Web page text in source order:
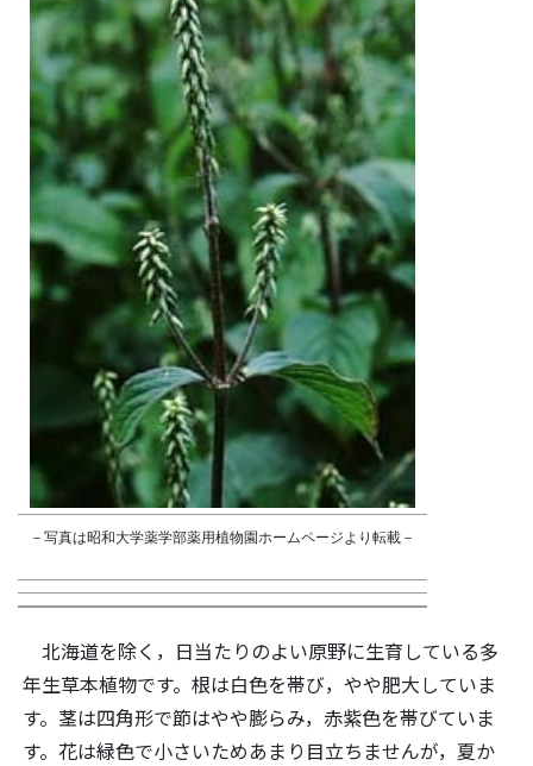
－写真は昭和大学薬学部薬用植物園ホームページより転載－
北海道を除く，日当たりのよい原野に生育している多
年生草本植物です。根は白色を帯び，やや肥大していま
す。茎は四角形で節はやや膨らみ，赤紫色を帯びていま
す。花は緑色で小さいためあまり目立ちませんが，夏か